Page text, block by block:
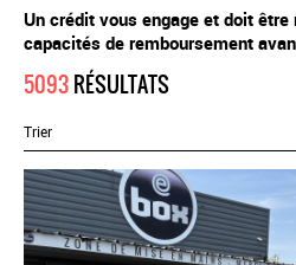
Un crédit vous engage et doit
capacités de remboursement
5093RÉSULTATS
Trier